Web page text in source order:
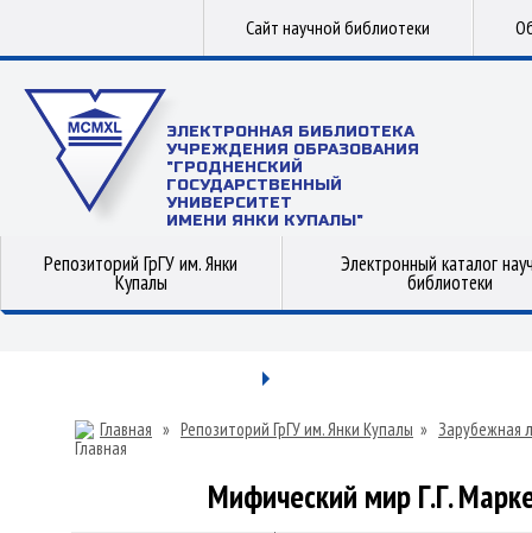
Сайт научной библиотеки
ЭЛЕКТРОННАЯ БИБЛИОТЕКА
УЧРЕЖДЕНИЯ ОБРАЗОВАНИЯ
"ГРОДНЕНСКИЙ
ГОСУДАРСТВЕННЫЙ
УНИВЕРСИТЕТ
ИМЕНИ ЯНКИ КУПАЛЫ"
Репозиторий ГрГУ им. Янки
Купалы
Электронный каталог
библиотеки
Главная » Репозиторий ГрГУ им. Янки Купалы » Зарубежная
Мифический мир Г.Г.